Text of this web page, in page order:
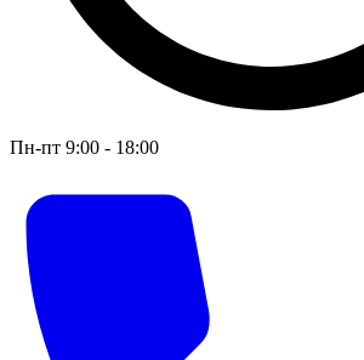
Пн-пт 9:00 - 18:00